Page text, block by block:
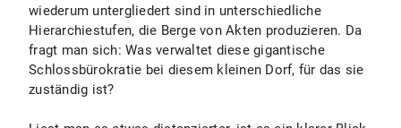
wiederum untergliedert sind in unterschiedliche
Hierarchiestufen, die Berge von Akten produzieren. Da
fragt man sich: Was verwaltet diese gigantische
Schlossbürokratie bei diesem kleinen Dorf, für das sie
zuständig ist?